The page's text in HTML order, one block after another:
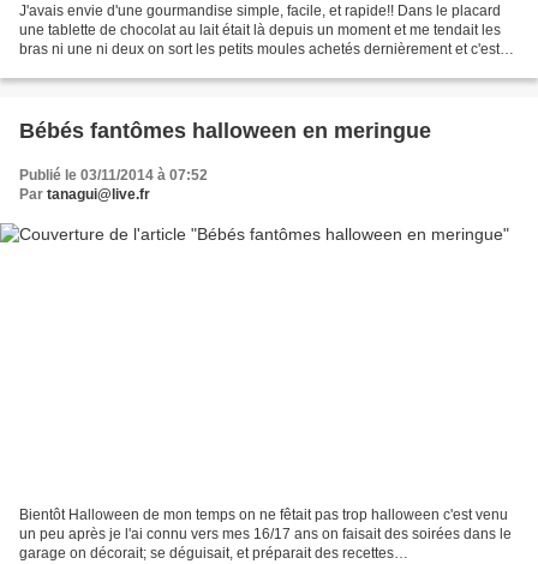
J'avais envie d'une gourmandise simple, facile, et rapide!! Dans le placard
une tablette de chocolat au lait était là depuis un moment et me tendait les
bras ni une ni deux on sort les petits moules achetés dernièrement et c'est
Bébés fantômes halloween en meringue
Publié le 03/11/2014 à 07:52
Par tanagui@live.fr
Bientôt Halloween de mon temps on ne fêtait pas trop halloween c'est venu
un peu après je l'ai connu vers mes 16/17 ans on faisait des soirées dans le
garage on décorait; se déguisait, et préparait des recettes